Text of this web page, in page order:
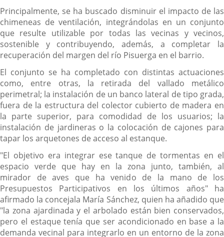
Principalmente, se ha buscado disminuir el impacto de las
chimeneas de ventilación, integrándolas en un conjunto
que resulte utilizable por todas las vecinas y vecinos,
sostenible y contribuyendo, además, a completar la
recuperación del margen del río Pisuerga en el barrio.
El conjunto se ha completado con distintas actuaciones
como, entre otras, la retirada del vallado metálico
perimetral; la instalación de un banco lateral de tipo grada,
fuera de la estructura del colector cubierto de madera en
la parte superior, para comodidad de los usuarios; la
instalación de jardineras o la colocación de cajones para
tapar los arquetones de acceso al estanque.
"El objetivo era integrar ese tanque de tormentas en el
espacio verde que hay en la zona junto, también, al
mirador de aves que ha venido de la mano de los
Presupuestos Participativos en los últimos años" ha
afirmado la concejala María Sánchez, quien ha añadido que
"la zona ajardinada y el arbolado están bien conservados,
pero el estaque tenía que ser acondicionado en base a la
demanda vecinal para integrarlo en un entorno de la zona